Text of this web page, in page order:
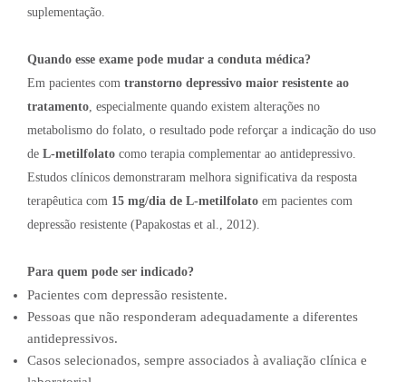
suplementação.
Quando esse exame pode mudar a conduta médica?
Em pacientes com transtorno depressivo maior resistente ao
tratamento, especialmente quando existem alterações no
metabolismo do folato, o resultado pode reforçar a indicação do uso
de L-metilfolato como terapia complementar ao antidepressivo.
Estudos clínicos demonstraram melhora significativa da resposta
terapêutica com 15 mg/dia de L-metilfolato em pacientes com
depressão resistente (Papakostas et al., 2012).
Para quem pode ser indicado?
Pacientes com depressão resistente.
Pessoas que não responderam adequadamente a diferentes
antidepressivos.
Casos selecionados, sempre associados à avaliação clínica e